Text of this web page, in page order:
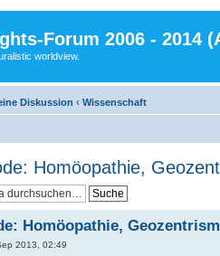
Forum 2006 - 2014
worldview.
Diskussion ‹ Wissenschaft
Homöopathie,
Homöopathie,
2013, 02:49